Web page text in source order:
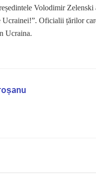
Volodimir Zelenski
Oficialii țărilor
Ucraina.